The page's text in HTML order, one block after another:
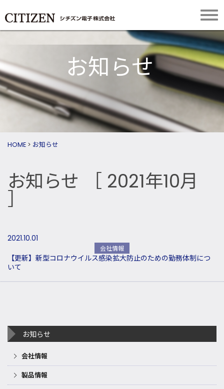
お知らせ
HOME > お知らせ
お知らせ ［ 2021年10月
］
2021.10.01
会社情報
【更新】新型コロナウイルス感染拡大防止のための勤務体制につ
いて
お知らせ
会社情報
製品情報